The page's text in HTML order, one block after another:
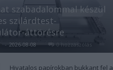
szabadalommal készül
szilárdtest-
áttörésre
- 2026-08-08 0 hozzászólás
Hivatalos papírokban bukkant fel a